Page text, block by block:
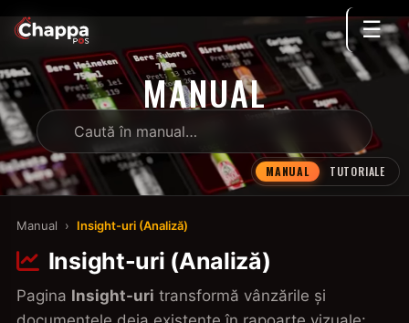
☰
MANUAL
MANUAL TUTORIALE
Manual › Insight-uri (Analiză)
Insight-uri (Analiză)
Pagina Insight-uri transformă vânzările și